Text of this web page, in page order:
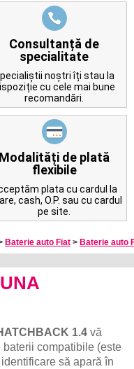
Consultanță de
specialitate
noștri îți stau la
cu cele mai bune
recomandări.
Modalități de plată
flexibile
plata cu cardul la
cash, O.P. sau cu cardul
pe site.
Baterie auto Fiat > Baterie auto
1.4 vă
compatibile (este
să apară în